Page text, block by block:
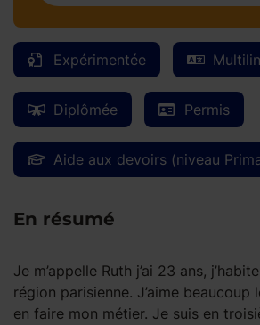
Expérimentée
Diplômée Permis
Aide aux devoirs (niveau
En résumé
Je m’appelle Ruth j’ai 23 ans,
région parisienne. J’aime beaucoup
en faire mon métier. Je suis en